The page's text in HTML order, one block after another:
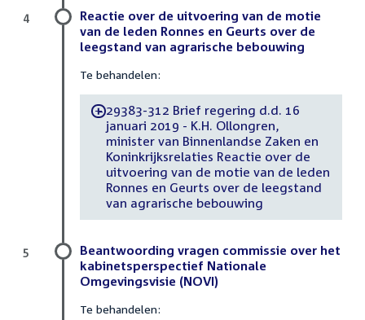
Reactie over de uitvoering van de motie
van de leden Ronnes en Geurts over de
leegstand van agrarische bebouwing
Te behandelen:
-29383-312 Brief regering d.d. 16
januari 2019 - K.H. Ollongren,
minister van Binnenlandse Zaken en
Koninkrijksrelaties Reactie over de
uitvoering van de motie van de leden
Ronnes en Geurts over de leegstand
van agrarische bebouwing
4
Beantwoording vragen commissie over het
kabinetsperspectief Nationale
Omgevingsvisie (NOVI)
Te behandelen:
5